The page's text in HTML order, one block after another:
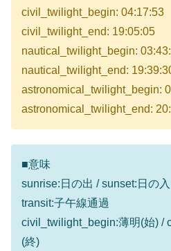
civil_twilight_begin: 04:17:53
civil_twilight_end: 19:05:05
nautical_twilight_begin:
nautical_twilight_end:
astronomical_twilight_begin:
astronomical_twilight_end:
■意味
sunrise:日の出 / sunset:日の入
transit:子午線通過
civil_twilight_begin:薄明(始) /
(終)